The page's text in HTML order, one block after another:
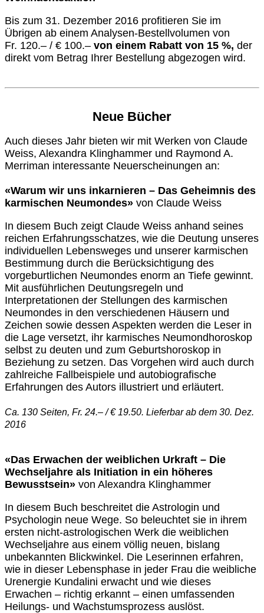
Bis zum 31. Dezember 2016 profitieren Sie im
Übrigen ab einem Analysen-Bestellvolumen von
Fr. 120.– / € 100.– von einem Rabatt von 15 %, der
direkt vom Betrag Ihrer Bestellung abgezogen wird.
Neue Bücher
Auch dieses Jahr bieten wir mit Werken von Claude
Weiss, Alexandra Klinghammer und Raymond A.
Merriman interessante Neuerscheinungen an:
«Warum wir uns inkarnieren – Das Geheimnis des
karmischen Neumondes» von Claude Weiss
In diesem Buch zeigt Claude Weiss anhand seines
reichen Erfahrungsschatzes, wie die Deutung unseres
individuellen Lebensweges und unserer karmischen
Bestimmung durch die Berücksichtigung des
vorgeburtlichen Neumondes enorm an Tiefe gewinnt.
Mit ausführlichen Deutungsregeln und
Interpretationen der Stellungen des karmischen
Neumondes in den verschiedenen Häusern und
Zeichen sowie dessen Aspekten werden die Leser in
die Lage versetzt, ihr karmisches Neumondhoroskop
selbst zu deuten und zum Geburtshoroskop in
Beziehung zu setzen. Das Vorgehen wird auch durch
zahlreiche Fallbeispiele und autobiografische
Erfahrungen des Autors illustriert und erläutert.
Ca. 130 Seiten, Fr. 24.– / € 19.50. Lieferbar ab dem 30. Dez.
2016
«Das Erwachen der weiblichen Urkraft – Die
Wechseljahre als Initiation in ein höheres
Bewusstsein» von Alexandra Klinghammer
In diesem Buch beschreitet die Astrologin und
Psychologin neue Wege. So beleuchtet sie in ihrem
ersten nicht-astrologischen Werk die weiblichen
Wechseljahre aus einem völlig neuen, bislang
unbekannten Blickwinkel. Die Leserinnen erfahren,
wie in dieser Lebensphase in jeder Frau die weibliche
Urenergie Kundalini erwacht und wie dieses
Erwachen – richtig erkannt – einen umfassenden
Heilungs- und Wachstumsprozess auslöst.